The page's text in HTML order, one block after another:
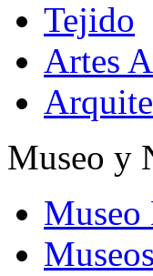
Tejido
Artes
Museo y
Museo